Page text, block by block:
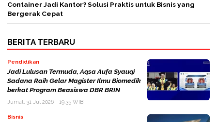
Container Jadi Kantor? Solusi Praktis untuk Bisnis yang
Bergerak Cepat
BERITA TERBARU
Pendidikan
Jadi Lulusan Termuda, Aqsa Aufa Syauqi
Sadana Raih Gelar Magister Ilmu Biomedik
berkat Program Beasiswa DBR BRIN
Jumat, 31 Jul 2026 - 19:35 WIB
Bisnis